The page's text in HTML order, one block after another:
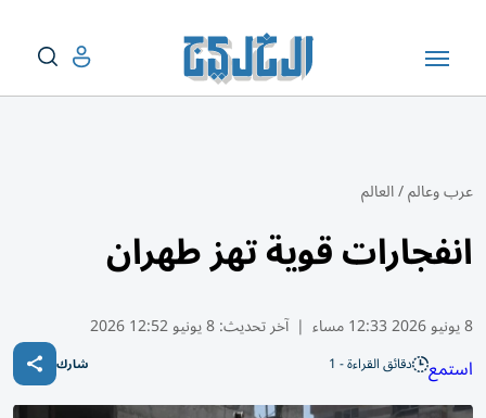
عرب وعالم/العالم
انفجارات قوية تهز طهران
8 يونيو 2026 12:33 مساء | آخر تحديث:8 يونيو 12:52 2026
استمع دقائق القراءة - 1 شارك